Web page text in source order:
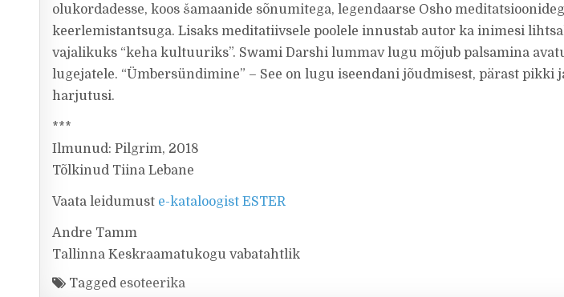
olukordadesse, koos šamaanide sõnumitega, legendaarse Osho
keerlemistantsuga. Lisaks meditatiivsele poolele innustab autor ka inimesi
vajalikuks “keha kultuuriks”. Swami Darshi lummav lugu mõjub palsamina
lugejatele. “Ümbersündimine” – See on lugu iseendani jõudmisest, pärast
harjutusi.
***
Ilmunud: Pilgrim, 2018
Tõlkinud Tiina Lebane
Vaata leidumust e-kataloogist ESTER
Andre Tamm
Tallinna Keskraamatukogu vabatahtlik
Tagged esoteerika